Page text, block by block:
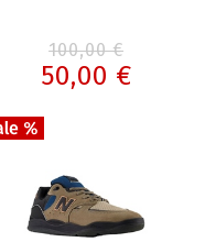
100,00 €
50,00 €